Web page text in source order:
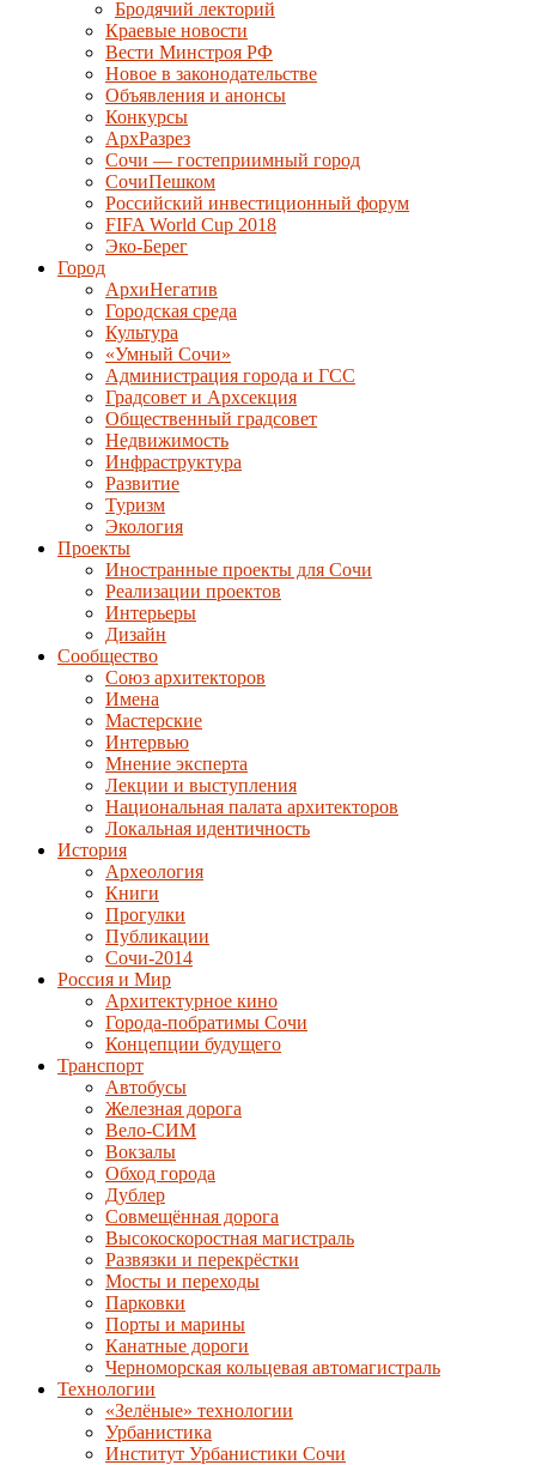
Бродячий лекторий
Краевые новости
Вести Минстроя РФ
Новое в законодательстве
Объявления и анонсы
Конкурсы
АрхРазрез
Сочи — гостеприимный город
СочиПешком
Российский инвестиционный форум
FIFA World Cup 2018
Эко-Берег
Город
АрхиНегатив
Городская среда
Культура
«Умный Сочи»
Администрация города и ГСС
Градсовет и Архсекция
Общественный градсовет
Недвижимость
Инфраструктура
Развитие
Туризм
Экология
Проекты
Иностранные проекты для Сочи
Реализации проектов
Интерьеры
Дизайн
Сообщество
Союз архитекторов
Имена
Мастерские
Интервью
Мнение эксперта
Лекции и выступления
Национальная палата архитекторов
Локальная идентичность
История
Археология
Книги
Прогулки
Публикации
Сочи-2014
Россия и Мир
Архитектурное кино
Города-побратимы Сочи
Концепции будущего
Транспорт
Автобусы
Железная дорога
Вело-СИМ
Вокзалы
Обход города
Дублер
Совмещённая дорога
Высокоскоростная магистраль
Развязки и перекрёстки
Мосты и переходы
Парковки
Порты и марины
Канатные дороги
Черноморская кольцевая автомагистраль
Технологии
«Зелёные» технологии
Урбанистика
Институт Урбанистики Сочи